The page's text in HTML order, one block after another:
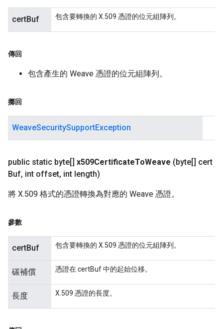
certBuf 包含要轉換的 X.509 憑證的位元組陣列。
傳回
包含產生的 Weave 憑證的位元組陣列。
擲回
WeaveSecuritySupportException
public static byte[] x509CertificateToWeave (byte[] cert
Buf, int offset, int length)
將 X.509 格式的憑證轉換為對應的 Weave 憑證。
參數
certBuf 包含要轉換的 X.509 憑證的位元組陣列。
碳補償 憑證在 certBuf 中的起始位移。
長度 X.509 憑證的長度。